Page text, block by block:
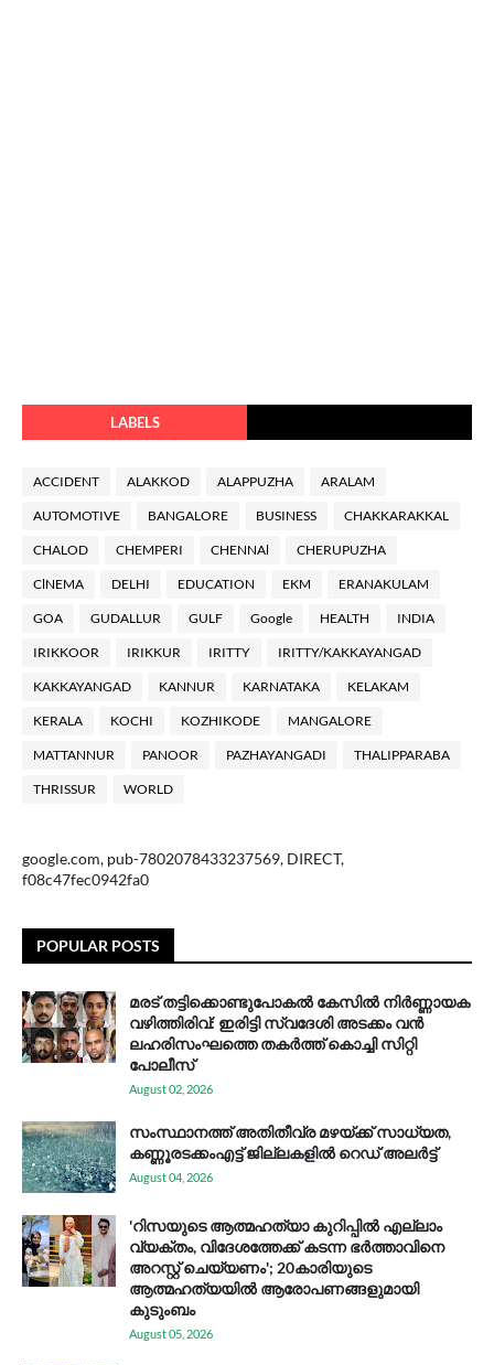
LABELS
ACCIDENT ALAKKOD ALAPPUZHA ARALAM
AUTOMOTIVE BANGALORE BUSINESS CHAKKARAKKAL
CHALOD CHEMPERI CHENNAl CHERUPUZHA
ClNEMA DELHI EDUCATION EKM ERANAKULAM
GOA GUDALLUR GULF Google HEALTH INDIA
IRIKKOOR IRIKKUR IRITTY IRITTY/KAKKAYANGAD
KAKKAYANGAD KANNUR KARNATAKA KELAKAM
KERALA KOCHI KOZHIKODE MANGALORE
MATTANNUR PANOOR PAZHAYANGADI THALIPPARABA
THRISSUR WORLD
google.com, pub-7802078433237569, DIRECT,
f08c47fec0942fa0
POPULAR POSTS
മരട് തട്ടിക്കൊണ്ടുപോകൽ കേസിൽ നിർണ്ണായക
വഴിത്തിരിവ്: ഇരിട്ടി സ്വദേശി അടക്കം വൻ
ലഹരിസംഘത്തെ തകർത്ത് കൊച്ചി സിറ്റി
പോലീസ്
August 02, 2026
സം​സ്ഥാ​ന​ത്ത് അ​തി​തീ​വ്ര മ​ഴ​യ്ക്ക് സാ​ധ്യ​ത,
കണ്ണൂരടക്കംഎ​ട്ട് ജി​ല്ല​ക​ളി​ൽ റെ​ഡ് അ​ലർ​ട്ട്
August 04, 2026
'റിസയുടെ ആത്മഹത്യാ കുറിപ്പിൽ എല്ലാം
വ്യക്തം, വിദേശത്തേക്ക് കടന്ന ഭർത്താവിനെ
അറസ്റ്റ് ചെയ്യണം'; 20കാരിയുടെ
ആത്മഹത്യയിൽ ആരോപണങ്ങളുമായി
കുടുംബം
August 05, 2026